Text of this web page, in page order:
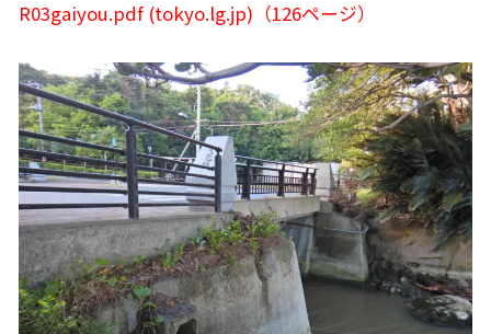
R03gaiyou.pdf (tokyo.lg.jp) （126ページ）